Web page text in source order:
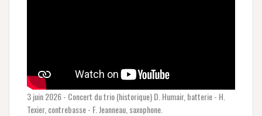
3 juin 2026 - Concert du trio (historique) D. Humair, batterie - H.
Texier, contrebasse - F. Jeanneau, saxophone.